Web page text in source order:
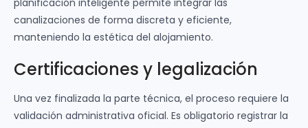
canalizaciones de forma discreta y eficiente,
manteniendo la estética del alojamiento.
Certificaciones y legalización
Una vez finalizada la parte técnica, el proceso requiere la
validación administrativa oficial. Es obligatorio registrar la